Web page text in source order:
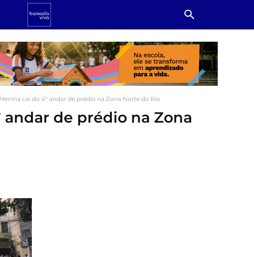
Menina cai do 4º andar de prédio na Zona Norte do Rio
andar de prédio na Zona